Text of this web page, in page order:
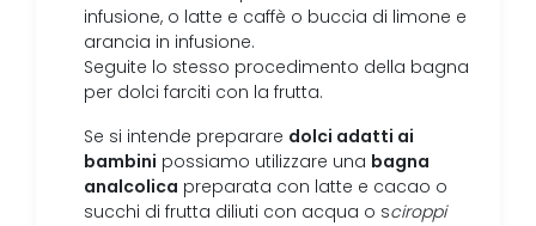
infusione, o latte e caffè o buccia di limone e
arancia in infusione.
Seguite lo stesso procedimento della bagna
per dolci farciti con la frutta.
Se si intende preparare dolci adatti ai
bambini possiamo utilizzare una bagna
analcolica preparata con latte e cacao o
succhi di frutta diliuti con acqua o sciroppi